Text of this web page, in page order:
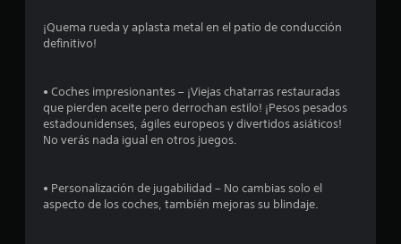
:
.
4
¡Quema rueda y aplasta metal en el patio de conducción
definitivo!
• Coches impresionantes – ¡Viejas chatarras restauradas
que pierden aceite pero derrochan estilo! ¡Pesos pesados
estadounidenses, ágiles europeos y divertidos asiáticos!
No verás nada igual en otros juegos.
• Personalización de jugabilidad – No cambias solo el
aspecto de los coches, también mejoras su blindaje.